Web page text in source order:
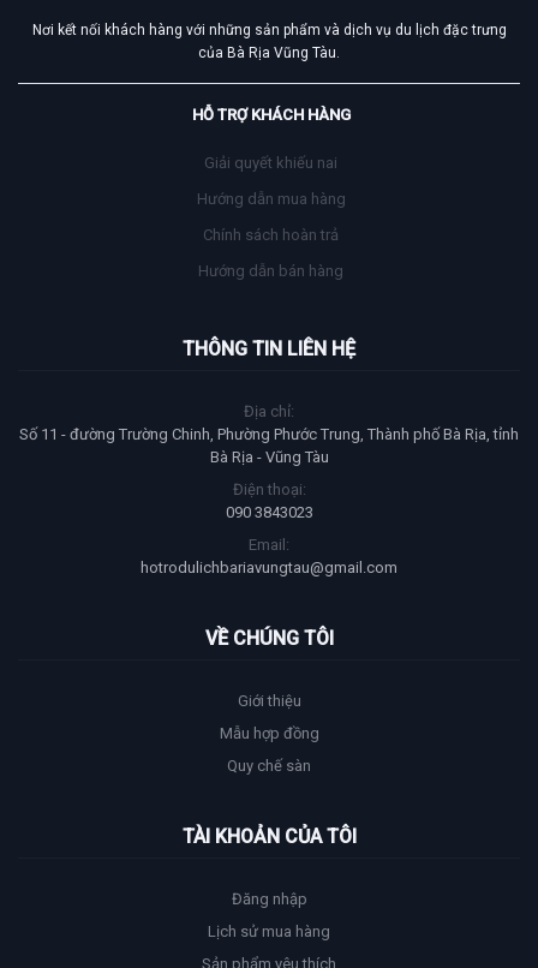
Nơi kết nối khách hàng với những sản phẩm và dịch vụ du lịch đặc trưng
của Bà Rịa Vũng Tàu.
HỖ TRỢ KHÁCH HÀNG
Giải quyết khiếu nai
Hướng dẫn mua hàng
Chính sách hoàn trả
Hướng dẫn bán hàng
THÔNG TIN LIÊN HỆ
Địa chỉ:
Số 11 - đường Trường Chinh, Phường Phước Trung, Thành phố Bà Rịa, tỉnh
Bà Rịa - Vũng Tàu
Điện thoại:
090 3843023
Email:
hotrodulichbariavungtau@gmail.com
VỀ CHÚNG TÔI
Giới thiệu
Mẫu hợp đồng
Quy chế sàn
TÀI KHOẢN CỦA TÔI
Đăng nhập
Lịch sử mua hàng
Sản phẩm yêu thích